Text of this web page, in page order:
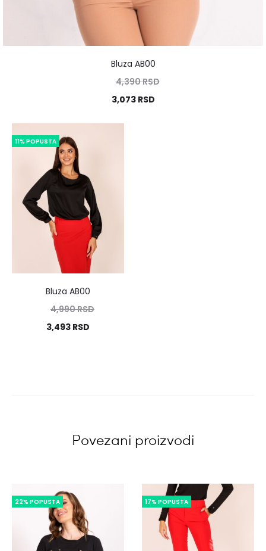
Bluza AB00
4,390RSD
3,073 RSD
11% POPUSTA
Bluza AB00
4,990RSD
3,493 RSD
Povezani proizvodi
22% POPUSTA 17% POPUSTA